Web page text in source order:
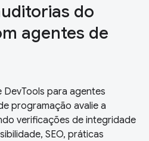
do
agentes de
para agentes
programação avalie a
verificações de integridade
SEO, práticas